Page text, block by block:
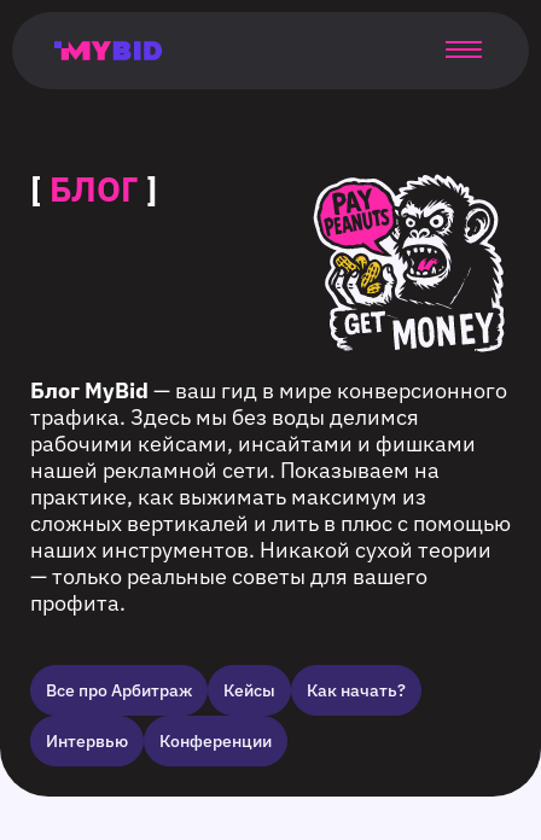
таргетинг
страница
targeting
monetization
[ БЛОГ ]
Блог MyBid — ваш гид в мире конверсионного
трафика. Здесь мы без воды делимся
рабочими кейсами, инсайтами и фишками
нашей рекламной сети. Показываем на
практике, как выжимать максимум из
сложных вертикалей и лить в плюс с помощью
наших инструментов. Никакой сухой теории
— только реальные советы для вашего
профита.
Все про Арбитраж Кейсы Как начать?
Интервью Конференции